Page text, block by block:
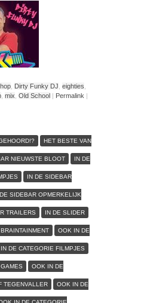
Dirty Funky DJ eighties
mix Old School Permalink
HET BESTE VAN
NIEUWSTE BLOOT IN DE
IN DE SIDEBAR
SIDEBAR OPMERKELIJK
TRAILERS IN DE SLIDER
OOK IN DE
DE CATEGORIE FILMPJES
OOK IN DE
TEGENVALLER OOK IN DE